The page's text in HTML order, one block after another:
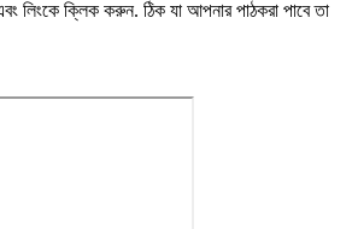
লিংকে ক্লিক করুন. ঠিক যা আপনার পাঠকরা পাবে তা